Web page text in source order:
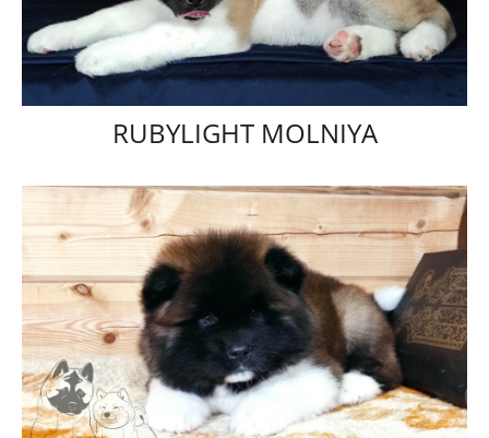
RUBYLIGHT MOLNIYA